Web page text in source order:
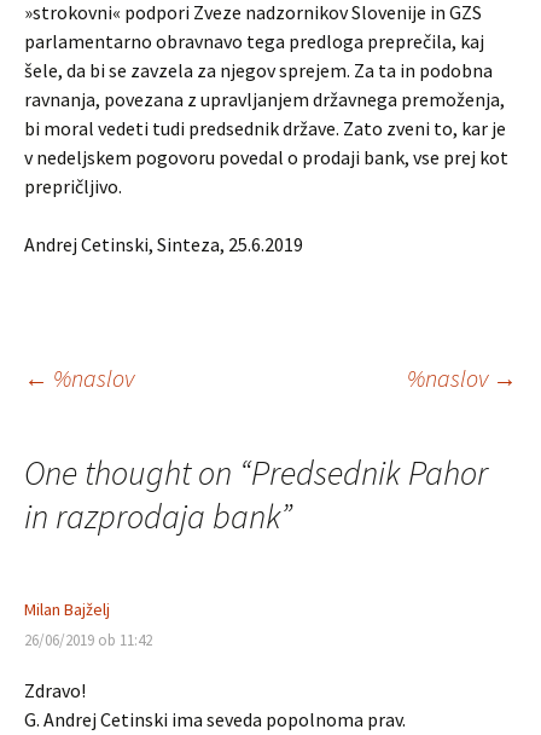
»strokovni« podpori Zveze nadzornikov Slovenije in GZS
parlamentarno obravnavo tega predloga preprečila, kaj
šele, da bi se zavzela za njegov sprejem. Za ta in podobna
ravnanja, povezana z upravljanjem državnega premoženja,
bi moral vedeti tudi predsednik države. Zato zveni to, kar je
v nedeljskem pogovoru povedal o prodaji bank, vse prej kot
prepričljivo.
Andrej Cetinski, Sinteza, 25.6.2019
Krmarjenje
prispevkih
← %naslov %naslov →
One thought on “Predsednik Pahor
in razprodaja bank”
Milan Bajželj
26/06/2019 ob 11:42
Zdravo!
G. Andrej Cetinski ima seveda popolnoma prav.